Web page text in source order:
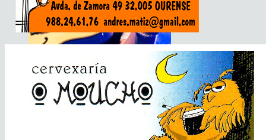
Basement Saints